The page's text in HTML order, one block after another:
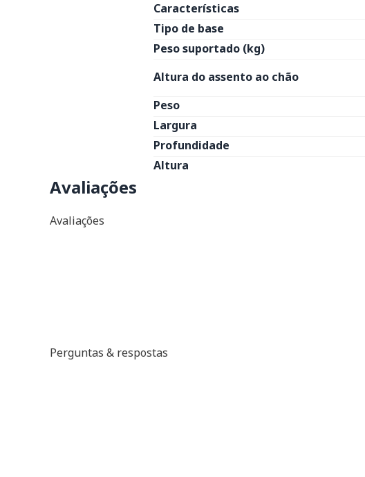
Características
Tipo de base
Peso suportado (kg)
Altura do assento ao chão
Peso
Largura
Profundidade
Altura
Avaliações
Avaliações
Perguntas & respostas